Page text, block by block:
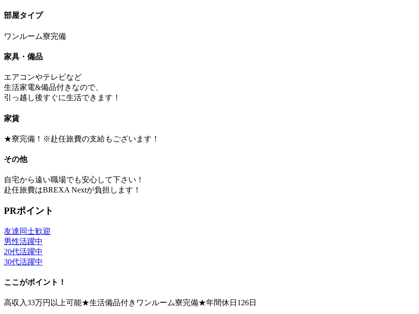
部屋タイプ
ワンルーム寮完備
家具・備品
エアコンやテレビなど
生活家電&備品付きなので、
引っ越し後すぐに生活できます！
家賃
★寮完備！※赴任旅費の支給もございます！
その他
自宅から遠い職場でも安心して下さい！
赴任旅費はBREXA Nextが負担します！
PRポイント
友達同士歓迎
男性活躍中
20代活躍中
30代活躍中
ここがポイント！
高収入33万円以上可能★生活備品付きワンルーム寮完備★年間休日126日